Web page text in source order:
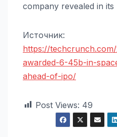
company revealed in its
Источник:
https://
awarded-6-45b-in-
ahead-of-ipo/
Post Views: 49